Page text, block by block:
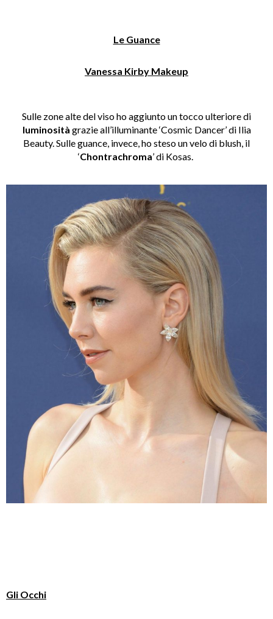
Le Guance
Vanessa Kirby Makeup
Sulle zone alte del viso ho aggiunto un tocco ulteriore di
luminosità grazie all’illuminante ‘Cosmic Dancer’ di Ilia
Beauty. Sulle guance, invece, ho steso un velo di blush, il
‘Chontrachroma’ di Kosas.
Gli Occhi